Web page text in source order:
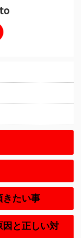
きたい事
と正しい対